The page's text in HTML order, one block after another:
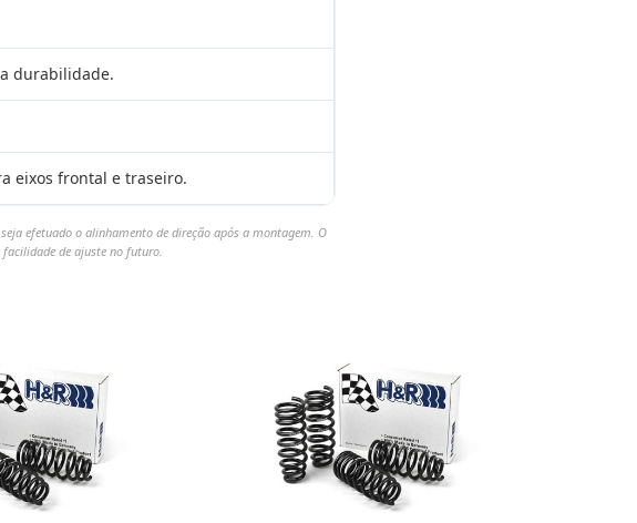
durabilidade.
eixos frontal e traseiro.
efetuado o alinhamento de direção após a montagem. O
de ajuste no futuro.